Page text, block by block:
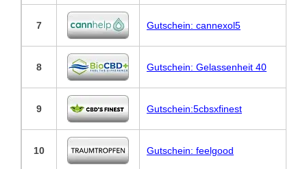
7 Gutschein: cannexol5
8 Gutschein: Gelassenheit 40
9 Gutschein:5cbsxfinest
10 Gutschein: feelgood